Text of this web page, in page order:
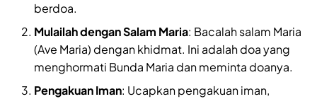
berdoa.
Mulailah dengan Salam Maria: Bacalah salam Maria
(Ave Maria) dengan khidmat. Ini adalah doa yang
menghormati Bunda Maria dan meminta doanya.
Pengakuan Iman: Ucapkan pengakuan iman,